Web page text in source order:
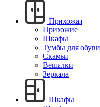
Прихожая
Прихожие
Шкафы
Тумбы для обуви
Скамьи
Вешалки
Зеркала
Шкафы